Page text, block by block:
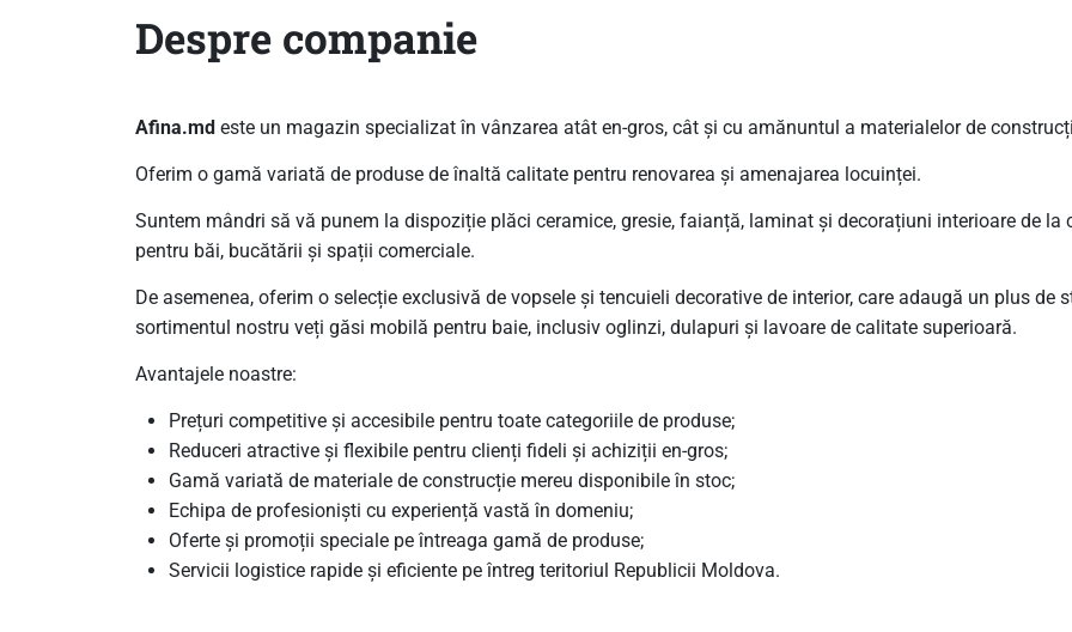
Despre companie
Afina.mdeste un magazin specializat în vânzarea atât en-gros, cât și cu amănuntul a materialelor de
Oferim o gamă variată de produse de înaltă calitate pentru renovarea și amenajarea locuinței.
Suntem mândri să vă punem la dispoziție plăci ceramice, gresie, faianță, laminat și decorațiuni interioare de
pentru băi, bucătării și spații comerciale.
De asemenea, oferim o selecție exclusivă de vopsele și tencuieli decorative de interior, care adaugă un plus
sortimentul nostru veți găsi mobilă pentru baie, inclusiv oglinzi, dulapuri și lavoare de calitate superioară.
Avantajele noastre:
Prețuri competitive și accesibile pentru toate categoriile de produse;
Reduceri atractive și flexibile pentru clienți fideli și achiziții en-gros;
Gamă variată de materiale de construcție mereu disponibile în stoc;
Echipa de profesioniști cu experiență vastă în domeniu;
Oferte și promoții speciale pe întreaga gamă de produse;
Servicii logistice rapide și eficiente pe întreg teritoriul Republicii Moldova.